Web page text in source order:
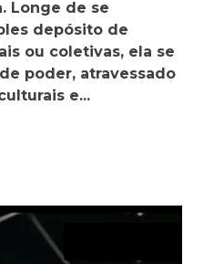
entre
lembrança,
Longe de se
depósito de
ou coletivas, ela se
poder, atravessado
e...